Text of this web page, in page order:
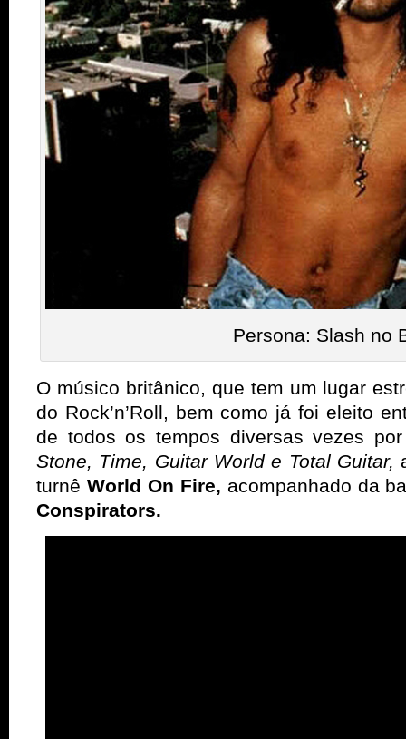
Persona: Slash no
O músico britânico, que tem um lugar
do Rock’n’Roll, bem como já foi eleito
de todos os tempos diversas vezes
Stone, Time, Guitar World e Total Guitar,
turnê World On Fire, acompanhado da
Conspirators.